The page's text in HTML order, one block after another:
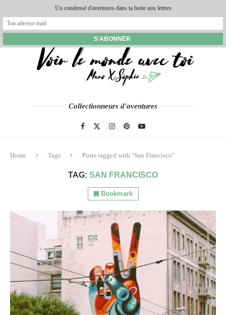
Collectionneurs d'aventures
Home Tags Posts tagged with "San Francisco"
TAG: SAN FRANCISCO
Bookmark
Un condensé d'aventures dans ta boite aux lettres